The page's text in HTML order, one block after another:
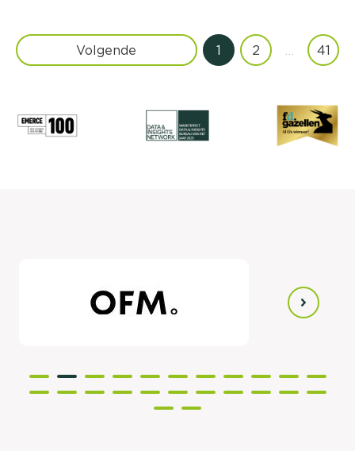
Volgende 1 2 41